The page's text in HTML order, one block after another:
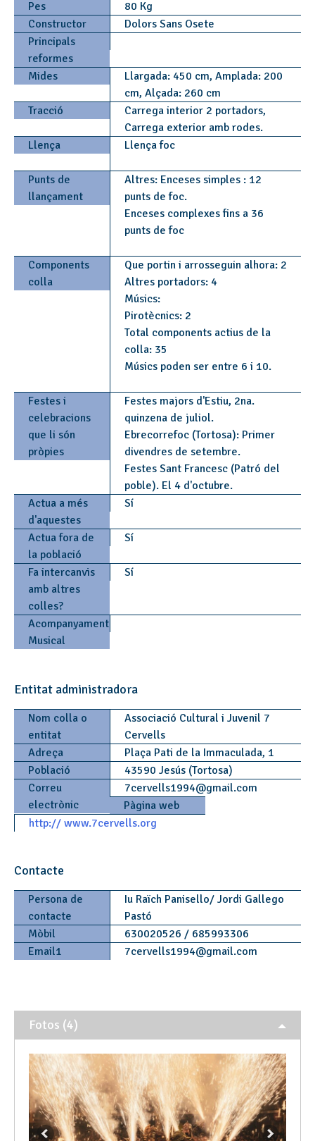
Pes
80 Kg
Constructor
Dolors Sans Osete
Principals
reformes
Mides
Llargada: 450 cm, Amplada: 200
cm, Alçada: 260 cm
Tracció
Carrega interior 2 portadors,
Carrega exterior amb rodes.
Llença
Llença foc
Punts de
llançament
Altres: Enceses simples : 12
punts de foc.
Enceses complexes fins a 36
punts de foc
Components
colla
Que portin i arrosseguin alhora: 2
Altres portadors: 4
Músics:
Pirotècnics: 2
Total components actius de la
colla: 35
Músics poden ser entre 6 i 10.
Festes i
celebracions
que li són
pròpies
Festes majors d'Estiu, 2na.
quinzena de juliol.
Ebrecorrefoc (Tortosa): Primer
divendres de setembre.
Festes Sant Francesc (Patró del
poble). El 4 d'octubre.
Actua a més
d'aquestes
Sí
Actua fora de
la població
Sí
Fa intercanvis
amb altres
colles?
Sí
Acompanyament
Musical
Entitat administradora
Nom colla o
entitat
Associació Cultural i Juvenil 7
Cervells
Adreça
Plaça Pati de la Immaculada, 1
Població
43590 Jesús (Tortosa)
Correu
electrònic
7cervells1994@gmail.com
Pàgina web
http:// www.7cervells.org
Contacte
Persona de
contacte
Iu Raïch Panisello/ Jordi Gallego
Pastó
Mòbil
630020526 / 685993306
Email1
7cervells1994@gmail.com
Fotos (4)